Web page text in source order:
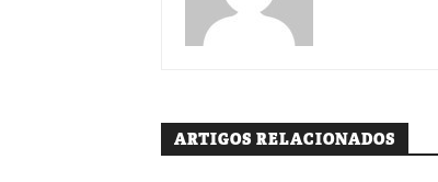
ARTIGOS RELACIONADOS